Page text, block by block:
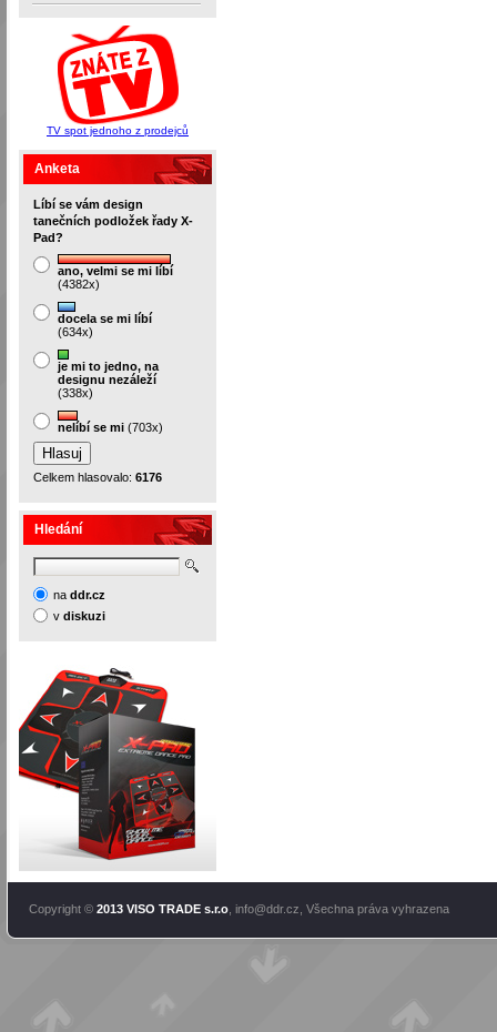
TV spot jednoho z prodejců
Anketa
Líbí se vám design
tanečních podložek řady X-
Pad?
ano, velmi se mi líbí
(4382x)
docela se mi líbí
(634x)
je mi to jedno, na
designu nezáleží
(338x)
nelíbí se mi (703x)
Celkem hlasovalo: 6176
Hledání
na ddr.cz
v diskuzi
Copyright © 2013 VISO TRADE s.r.o info@ddr.cz , Všechna práva vyhrazena